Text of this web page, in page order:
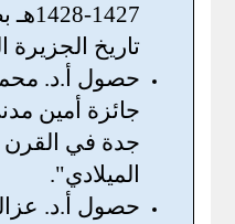
تاريخ الجزيرة
حصول أ.د.
جائزة أمين
جدة في القرن
الميلادي".
حصول أ.د.